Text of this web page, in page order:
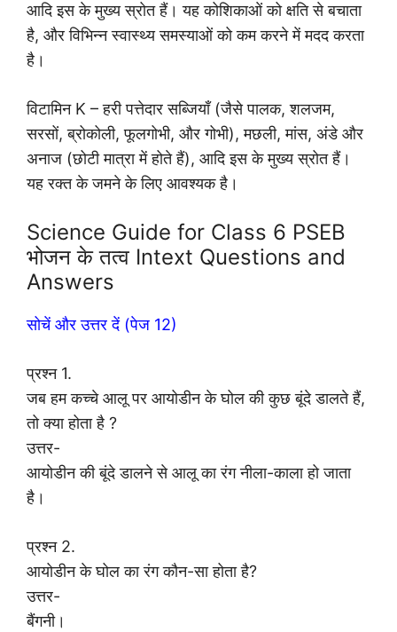
आदि इस के मुख्य स्रोत हैं। यह कोशिकाओं को क्षति से बचाता
है, और विभिन्न स्वास्थ्य समस्याओं को कम करने में मदद करता
है।
विटामिन K – हरी पत्तेदार सब्जियाँ (जैसे पालक, शलजम,
सरसों, ब्रोकोली, फूलगोभी, और गोभी), मछली, मांस, अंडे और
अनाज (छोटी मात्रा में होते हैं), आदि इस के मुख्य स्रोत हैं।
यह रक्त के जमने के लिए आवश्यक है।
Science Guide for Class 6 PSEB
भोजन के तत्व Intext Questions and
Answers
सोचें और उत्तर दें (पेज 12)
प्रश्न 1.
जब हम कच्चे आलू पर आयोडीन के घोल की कुछ बूंदे डालते हैं,
तो क्या होता है ?
उत्तर-
आयोडीन की बूंदे डालने से आलू का रंग नीला-काला हो जाता
है।
प्रश्न 2.
आयोडीन के घोल का रंग कौन-सा होता है?
उत्तर-
बैंगनी।